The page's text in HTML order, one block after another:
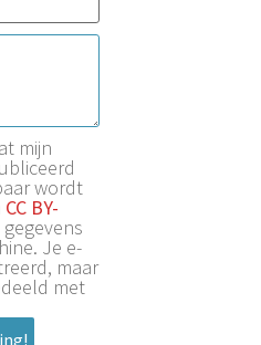
mijn
wordt
CC BY-
Je e-
maar
met